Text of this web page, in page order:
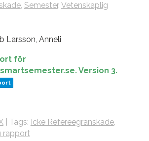
, Semester, Vetenskaplig
Larsson, Anneli
för
Version 3.
| Tags: Icke Refereegranskade,
rapport